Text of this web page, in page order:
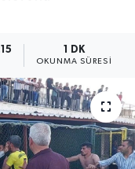
1 DK
OKUNMA SÜRESI